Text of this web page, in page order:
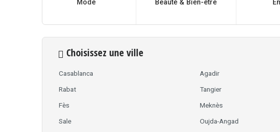
Mode Beauté & Bien-être
Choisissez une ville
Casablanca Agadir
Rabat
Tangier
Fès
Meknès
Sale
Oujda-Angad